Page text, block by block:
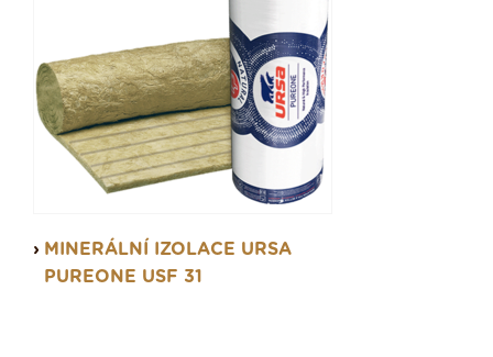
MINERÁLNÍ IZOLACE URSA
PUREONE USF 31